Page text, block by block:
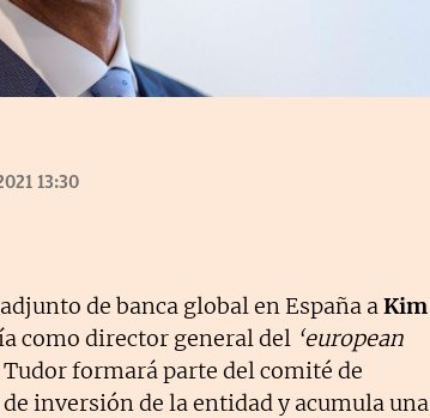
13:30
de banca global en España aKim
como director general del ‘european
Tudor formará parte del comité de
inversión de la entidad y acumula una